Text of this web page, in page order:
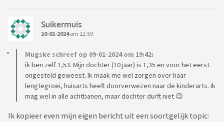
Suikermuis
10-01-2024om 12:59
Mugske schreef op 09-01-2024 om 19:42:
ik ben zelf 1,53. Mijn dochter (10 jaar) is 1,35 en voor het eerst
ongesteld geweest. Ik maak me wel zorgen over haar
lengtegroei, huisarts heeft doorverwezen naar de kinderarts. Ik
mag wel in alle achtbanen, maar dochter durft niet 😉
Ik kopieer even mijn eigen bericht uit een soortgelijk topic: